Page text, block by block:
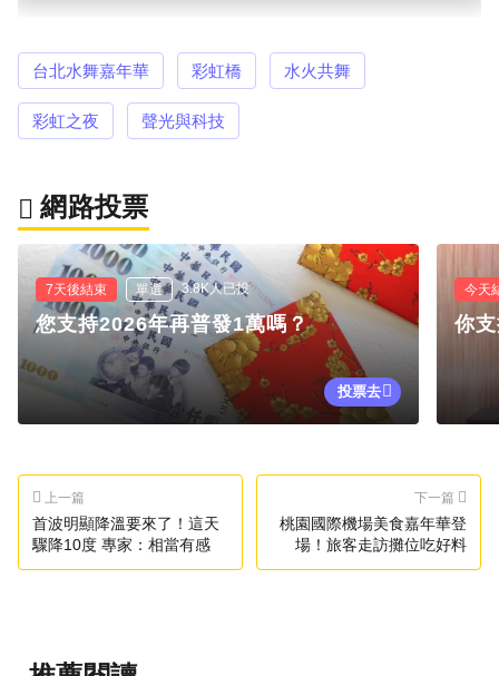
台北水舞嘉年華 彩虹橋 水火共舞
彩虹之夜 聲光與科技
網路投票
7天後結束 單選 3.8K人已投
您支持2026年再普發1萬嗎？
投票去
今天
你
上一篇
首波明顯降溫要來了！這天
驟降10度 專家：相當有感
下一篇
桃園國際機場美食嘉年華登
場！旅客走訪攤位吃好料